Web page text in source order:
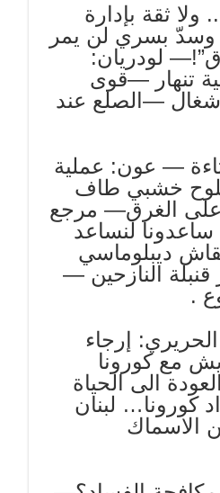
ثقة بإدارة
وسدّ بسري لن يمر
لودريان:
تنهار —قوى
—الصلع عند
— عون: عملية
بلوح خشبي طاف
على الغرق— مرجع
لنساعد
ديبلوماسي
النازحين —
.
إرجاء
مع كورونا
الى الحياة
كورونا… لبنان
الاكثر تضرراً — ضبط 15 طنا من الاسماك